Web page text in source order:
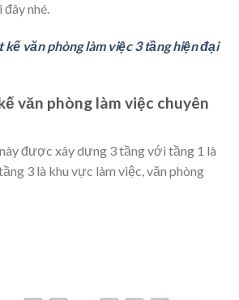
nhé.
kế văn phòng làm việc 3 tầng hiện đại
văn phòng làm việc chuyên
được xây dựng 3 tầng với tầng 1 là
3 là khu vực làm việc, văn phòng